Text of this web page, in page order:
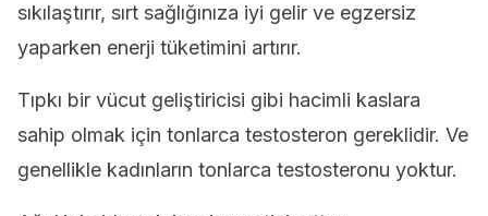
sıkılaştırır, sırt sağlığınıza iyi gelir ve egzersiz
yaparken enerji tüketimini artırır.
Tıpkı bir vücut geliştiricisi gibi hacimli kaslara
sahip olmak için tonlarca testosteron gereklidir. Ve
genellikle kadınların tonlarca testosteronu yoktur.